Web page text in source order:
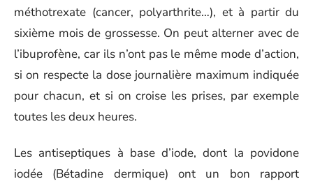
méthotrexate (cancer, polyarthrite…), et à partir du
sixième mois de grossesse. On peut alterner avec de
l’ibuprofène, car ils n’ont pas le même mode d’action,
si on respecte la dose journalière maximum indiquée
pour chacun, et si on croise les prises, par exemple
toutes les deux heures.
Les antiseptiques à base d’iode, dont la povidone
iodée (Bétadine dermique) ont un bon rapport